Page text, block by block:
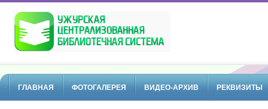
ГЛАВНАЯ ФОТОГАЛЕРЕЯ ВИДЕО-АРХИВ РЕКВИЗИТЫ